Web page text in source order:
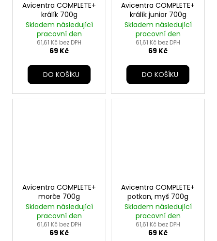
Avicentra COMPLETE+
králík 700g
Skladem následující
pracovní den
61,61 Kč bez DPH
69 Kč
DO KOŠÍKU
Avicentra COMPLETE+
králík junior 700g
Skladem následující
pracovní den
61,61 Kč bez DPH
69 Kč
DO KOŠÍKU
Avicentra COMPLETE+
morče 700g
Skladem následující
pracovní den
61,61 Kč bez DPH
69 Kč
Avicentra COMPLETE+
potkan, myš 700g
Skladem následující
pracovní den
61,61 Kč bez DPH
69 Kč